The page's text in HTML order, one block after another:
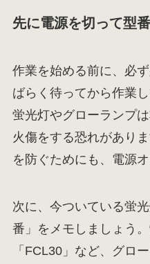
先に電源を切って型
作業を始める前に、必
ばらく待ってから作業
蛍光灯やグローランプ
火傷をする恐れがあり
を防ぐためにも、電源オ
次に、今ついている蛍
番」をメモしましょう
「FCL30」など、グロ